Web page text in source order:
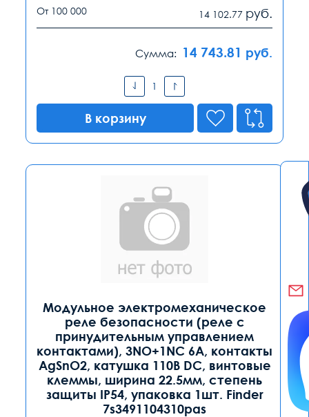
От 100 000 14 102.77 руб.
Сумма: 14 743.81 руб.
В корзину
Модульное электромеханическое
реле безопасности (реле с
принудительным управлением
контактами), 3NO+1NC 6A, контакты
AgSnO2, катушка 110В DC, винтовые
клеммы, ширина 22.5мм, степень
защиты IP54, упаковка 1шт. Finder
7s3491104310pas